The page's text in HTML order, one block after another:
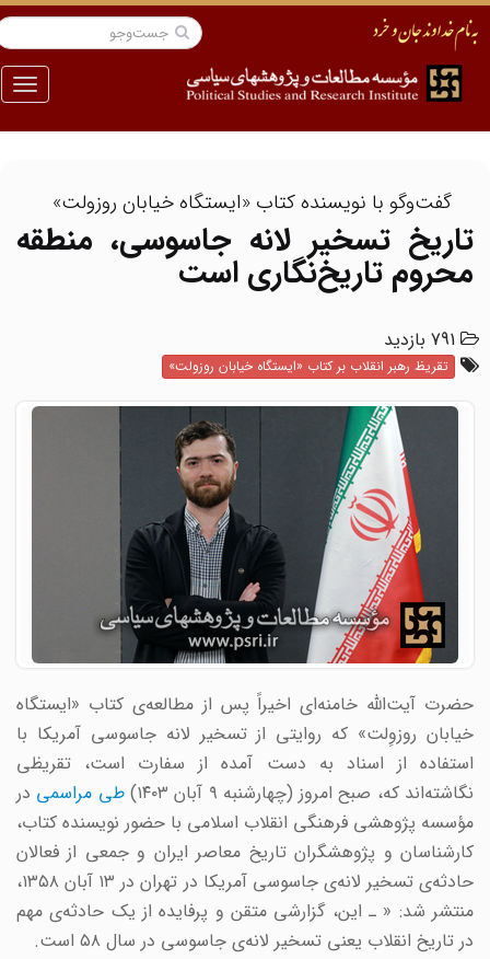
منو
گفت‌وگو با نویسنده کتاب «ایستگاه خیابان روزولت»
تاریخ تسخیر لانه جاسوسی، منطقه
محروم تاریخ‌نگاری است
791 بازدید
تقریظ رهبر انقلاب بر کتاب «ایستگاه خیابان روزولت»
حضرت آیت‌الله خامنه‌ای اخیراً پس از مطالعه‌ی کتاب «ایستگاه
خیابان روزوِلت» که روایتی از تسخیر لانه جاسوسی آمریکا با
استفاده از اسناد به دست آمده از سفارت است، تقریظی
نگاشته‌اند که، صبح امروز (چهارشنبه ۹ آبان ۱۴۰۳)
طی مراسمیدر
مؤسسه پژوهشی فرهنگی انقلاب اسلامی با حضور نویسنده کتاب،
کارشناسان و پژوهشگران تاریخ معاصر ایران و جمعی از فعالان
حادثه‌ی تسخیر لانه‌ی جاسوسی آمریکا در تهران در ۱۳ آبان ۱۳۵۸،
منتشر شد:« ـ این، گزارشی متقن و پرفایده از یک حادثه‌ی مهم
در تاریخ انقلاب یعنی تسخیر لانه‌ی جاسوسی در سال ۵۸ است.